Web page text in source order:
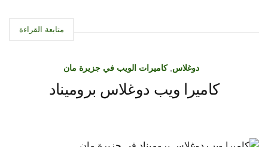
متابعة القراءة
دوغلاس,كاميرات الويب في جزيرة مان
كاميرا ويب دوغلاس بروميناد